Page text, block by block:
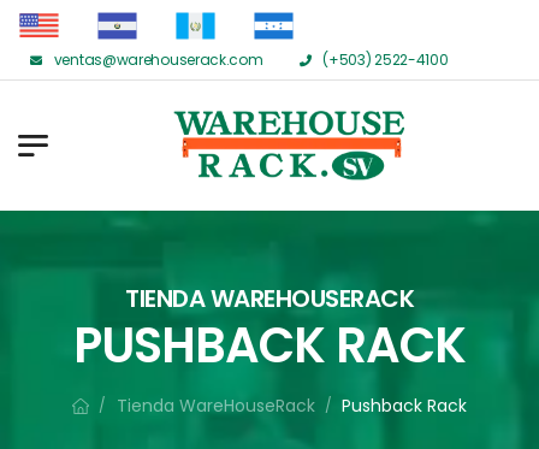
ventas@warehouserack.com (+503) 2522-4100
TIENDA WAREHOUSERACK
PUSHBACK RACK
/ Tienda WareHouseRack / Pushback Rack